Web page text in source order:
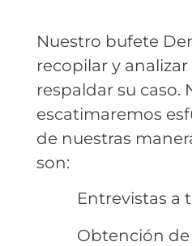
Nuestro bufete
recopilar y
respaldar su caso.
escatimaremos
de nuestras
son:
Entrevistas a
Obtención